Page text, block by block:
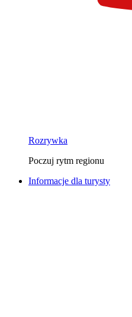
Rozrywka
Poczuj rytm regionu
Informacje dla turysty